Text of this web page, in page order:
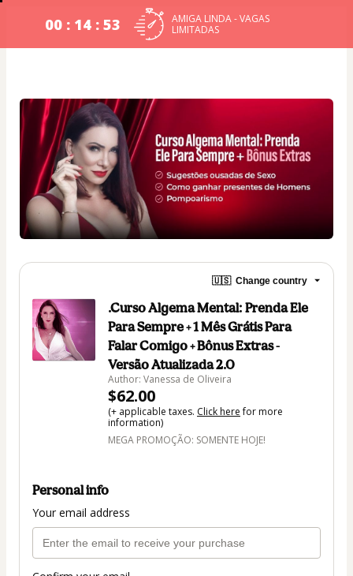
00 : 14 : 53
AMIGA LINDA - VAGAS
LIMITADAS
🇺🇸 Change country
.Curso Algema Mental: Prenda Ele
Para Sempre + 1 Mês Grátis Para
Falar Comigo + Bônus Extras -
Versão Atualizada 2.0
Author: Vanessa de Oliveira
$62.00
(+ applicable taxes. Click herefor more
information)
MEGA PROMOÇÃO: SOMENTE HOJE!
Personal info
Your email address